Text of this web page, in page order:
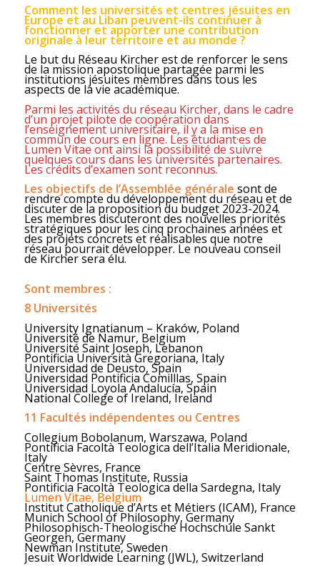
Comment les universités et centres jésuites en
Europe et au Liban peuvent-ils continuer à
fonctionner et apporter une contribution
originale à leur territoireet au monde ?
Le but du Réseau Kircher est de renforcer le sens
de la mission apostolique partagée parmi les
institutions jésuites membres dans tous les
aspects de la vie académique.
Parmi les activités du réseau Kircher, dans le cadre
d’un projet pilote de coopération dans
l’enseignement universitaire, il y a la mise en
commun de cours en ligne. Les étudiant·es de
Lumen Vitae ont ainsi la possibilité de suivre
quelques cours dans les universités partenaires.
Les crédits d’examen sont reconnus.
Les objectifs de l’Assemblée générale sont de
rendre compte du développement du réseau et de
discuter de la proposition du budget 2023-2024.
Les membres discuteront des nouvelles priorités
stratégiques pour les cinq prochaines années et
des projets concrets et réalisables que notre
réseau pourrait développer. Le nouveau conseil
de Kircher sera élu.
Sont membres :
8 Universités
University Ignatianum – Kraków, Poland
Université de Namur, Belgium
Université Saint Joseph, Lebanon
Pontificia Università Gregoriana, Italy
Universidad de Deusto, Spain
Universidad Pontificia Comilllas, Spain
Universidad Loyola Andalucía, Spain
National College of Ireland, Ireland
11 Facultés indépendentes ou Centres
Collegium Bobolanum, Warszawa, Poland
Pontificia Facoltà Teologica dell’Italia Meridionale,
Italy
Centre Sèvres, France
Saint Thomas Institute, Russia
Pontificia Facoltà Teologica della Sardegna, Italy
Lumen Vitae, Belgium
Institut Catholique d’Arts et Métiers (ICAM), France
Munich School of Philosophy, Germany
Philosophisch-Theologische Hochschule Sankt
Georgen, Germany
Newman Institute, Sweden
Jesuit Worldwide Learning (JWL), Switzerland